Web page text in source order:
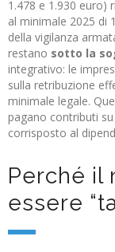
1.478 e 1.930 euro)
al minimale 2025 di
della vigilanza
restano sotto la
integrativo: le
sulla retribuzione
minimale legale.
pagano contributi
corrisposto al
Perché il
essere